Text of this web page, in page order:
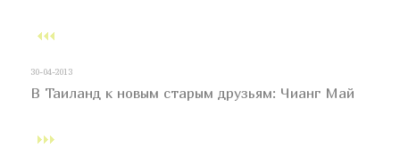
30-04-2013
В Таиланд к новым старым друзьям: Чианг Май